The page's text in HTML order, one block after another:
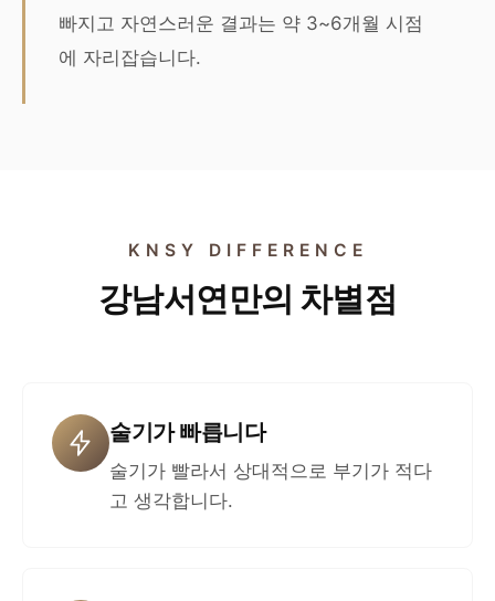
빠지고 자연스러운 결과는 약 3~6개월 시점
에 자리잡습니다.
KNSY DIFFERENCE
강남서연만의 차별점
술기가 빠릅니다
술기가 빨라서 상대적으로 부기가 적다
고 생각합니다.